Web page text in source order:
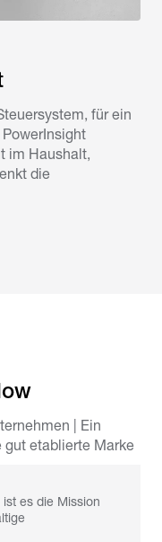
für ein
im Haushalt,
die
| Ein
gut etablierte Marke
es die Mission